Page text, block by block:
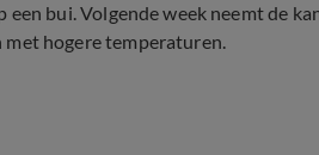
bui. Volgende week neemt de
met hogere temperaturen.